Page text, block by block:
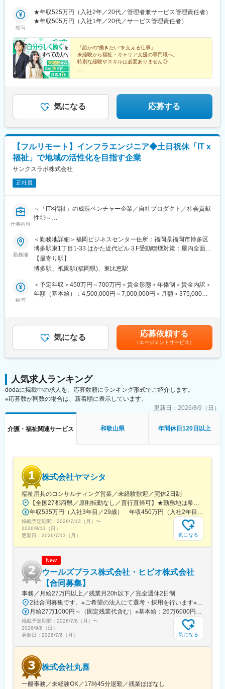
熊本、大分、宮崎、鹿児島、沖縄＼新規開所予定センター／■R三
宮／神戸市中央区御幸通6-1-20■津駅前／津市栄町3-142-1■ウェ
本八幡／市川市南八幡4-15-15■三田駅前／三田市駅前町1-38■泉
佐野／大阪府泉佐野市上町3-3-18■佐賀／佐賀市駅前中央1-7-1■つ
くば／つくば市吾妻1-10-1■相模大野／相模原市南区相模大野3-
19-13■新横浜西口／横浜市神奈川区鶴屋町2-2-17■宮崎橘通／宮
崎市橘通東4-1-2※いずれも開所予定となります。◎受動喫煙対策
加駅、春日部駅、西船橋駅、松戸駅、京成千葉駅、千葉駅、本八
幡駅(総武線)、秋葉原駅、三鷹駅、北千住駅、町田駅、錦糸町駅、
駅、新横浜駅、本厚木駅、藤沢駅、溝の口駅、上大岡駅、戸塚
駅、横須賀中央駅、川崎駅、京急川崎駅、平塚駅、向ケ丘遊園
駅、橋本駅(神奈川県)、相模大野駅、横浜駅、新潟駅、電気ビル前
駅、北鉄金沢駅、松本駅、長野駅、名鉄岐阜駅、静岡駅、新浜松
駅、浜北駅、沼津駅、名鉄名古屋駅、名古屋駅、今池駅(愛知県)、
駅、四条駅(京都市営)、烏丸駅、京都河原町駅、西院駅(阪急線)、
桃山御陵前駅、烏丸御池駅、大阪阿部野橋駅、大阪駅、新大阪
駅、淡路駅、文の里駅、枚方市駅、大阪城北詰駅、堺筋本町駅、
駅、稲荷町駅(広島県)、広島駅、福山駅、呉駅、銀山町駅、西条駅
(広島県)、下関駅、高松築港駅、松山市駅、天神駅、博多駅、小倉
駅(福岡県)、黒崎駅、西鉄久留米駅、戸畑駅、佐賀駅、八千代町
駅、高見橋駅、県庁前駅(沖縄県)、大通駅、榴ケ岡駅、あおば通
駅、南越谷駅、朝霞台駅、本川越駅、八木崎駅、京成西船駅、本
桜木町駅、石上駅、武蔵溝ノ口駅、登戸駅、神奈川駅、地鉄ビル
前駅、西松本駅、市役所前駅(長野県)、岐阜駅、新静岡駅、浜松
祇園四条駅、西院駅(京福線)、伏見桃山駅、丸太町駅(京都市営)、
天王寺駅前駅、福島駅(大阪環状線)、西中島南方駅、ＪＲ淡路駅、
昭和町駅(大阪府)、枚方公園駅、大阪ビジネスパーク駅、本町駅、
貿易センター駅、神戸三宮駅(阪急・神戸高速)、山陽姫路駅、阪神
駅、横川駅、的場町駅、高松駅(香川県)、西鉄福岡駅、祇園駅(福
岡県)、平和通駅、黒崎駅前駅、長崎駅前駅、通町筋駅、新水前寺
道駅、梶が谷駅、反町駅、電鉄富山駅・エスタ前駅、北松本駅、
日吉町駅、第一通り駅、太閤通駅、車道駅、四日市駅、びわ湖浜
大津駅、大宮駅(京都府)、清水五条駅、西大路三条駅、桃山駅、阿
倍野駅(地下鉄)、西梅田駅、南方駅(大阪府)、美章園駅、京橋駅(大
駅、片原町駅(香川県)、市役所前駅(愛媛県)、中洲川端駅、天神南
駅、西黒崎駅、旦過駅、長崎駅(長崎県)、九品寺交差点駅、国府駅
(熊本県)、祇園橋駅、加治屋町駅、鹿児島中央駅、旭橋駅
給与
★年収525万円（入社2年／20代／管理者兼サービス管理責任者）
★年収505万円（入社1年／20代／サービス管理責任者）
「誰かの“働きたい”を支える仕事」
未経験から福祉・キャリア支援の専門職へ。
特別な経験やスキルは必要ありません◎
気になる 応募する
【フルリモート】インフラエンジニア◆土日祝休「IT x
福祉」で地域の活性化を目指す企業
サンクスラボ株式会社
正社員
仕事内容
～「IT×福祉」の成長ベンチャー企業／自社プロダクト／社会貢献
性◎～
■概要：
当社はPC業務を行う障がい者支援施設の全国展開に向けて、イン
フラ構築やセキュリティマネジメントに精通したエンジニアを募
集しています。
「IT×福祉」という新しい領域で、社会貢献を進めており、大変や
りがいのあるお仕事です。私たちは福祉企業でありながら、AIを
取り入れたり、業務のDX化を全力で進めています。急成長中のサ
ンクスラボで挑戦してみませんか？
・全国の障がい者支援施設のネットワーク設計・構築
・クラウドサービスを活用したサーバ環境の整備
・セキュリティ対策の実施と管理
・裁量権が大きいため、自ら課題を見つけ、仮説を立て、実行
し、改善し続ける経験を得ることができます。
・成長フェーズのため、様々なチャンスがあるので、自らの意志
や経験、実績とともに様々な挑戦ができます。
■当社について：
祉事業を展開し、障がいのある方々のデジタル社会での活躍を後
／佐賀／大分／熊本／鹿児島） 、中国（広島／山口）を中心に、
首都圏（東京）・関西圏
（滋賀）にも拠点を有し、海外も含め、3か国（日本、ベトナム、
韓国）、24都市、計37カ所の拠点が連携した事業展開をしていま
す。
IT事業では、インターネットサービス（ウェブやアプリやゲー
ム）の企画や運営、PC・スマートフォン・タブレット活用による
各種アウトソーシングの受託業務。ベトナム（ホーチミン）にあ
ます。
創業9年目のスタートアップ企業として成長を続けており、これか
らもより多くの方々や地域社会に必要とされ、皆様に安心して関
わっていただけるよう、ゼ
ロからイチの「起業」を経て、今後は地域社会に愛される「企
業」へと進化していきます。
変更の範囲：会社の定める業務
勤務地
＜勤務地詳細＞福岡ビジネスセンター住所：福岡県福岡市博多区
博多駅東1丁目1-33 はかた近代ビル３F受動喫煙対策：屋内全面禁
煙変更の範囲：会社の定める事業所（リモートワーク含む）
【最寄り駅】
博多駅、祇園駅(福岡県)、東比恵駅
給与
＜予定年収＞450万円～700万円＜賃金形態＞年俸制＜賃金内訳＞
年額（基本給）：4,500,000円～7,000,000円＜月額＞375,000円
安の金額であり、選考を通じて上下する可能性があります。月給
(月額)は固定手当を含めた表記です。
気になる 応募依頼する
（エージェントサービス）
人気求人ランキング
dodaに掲載中の求人を、応募数順にランキング形式でご紹介します。
※応募数が同数の場合は、新着順に表示しています。
更新日： 2026/8/9（日）
介護・福祉関連サービス 和歌山県 年間休日120日以上
株式会社ヤマシタ
福祉用具のコンサルティング営業／未経験歓迎／完休2日制
掲載予定期間： 2026/7/13（月） 〜
2026/9/13（日）
更新日： 2026/7/13（月） 気になる
New
ウールズプラス株式会社・ヒビオ株式会社
【合同募集】
事務／月給27万円以上／残業月20h以下／完全週休2日制
掲載予定期間： 2026/7/6（月） 〜
2026/9/6（日）
更新日： 2026/7/6（月） 気になる
株式会社丸喜
一般事務／未経験OK／17時45分退勤／残業ほぼなし